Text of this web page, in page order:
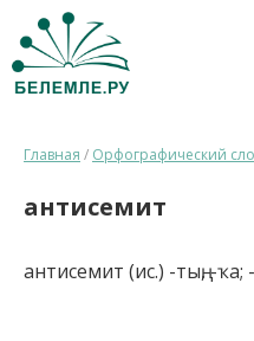
Главная / Орфографический
антисемит
антисемит (ис.) -тың, -ҡа;